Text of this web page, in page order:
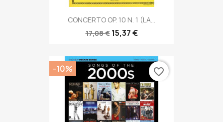
CONCERTO OP. 10 N. 1 (LA...
17,08 € 15,37 €
-10% favorite_border